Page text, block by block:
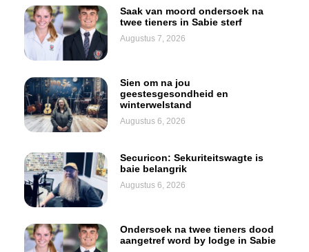
Saak van moord ondersoek na
twee tieners in Sabie sterf
Augustus 7, 2026
Sien om na jou
geestesgesondheid en
winterwelstand
Augustus 6, 2026
Securicon: Sekuriteitswagte is
baie belangrik
Augustus 6, 2026
Ondersoek na twee tieners dood
aangetref word by lodge in Sabie